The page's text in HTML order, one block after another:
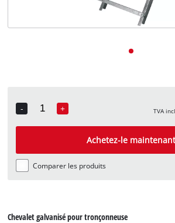
-
Quantity
+ TVA
Achetez-le maintenant
Comparer les produits
Chevalet galvanisé pour tronçonneuse